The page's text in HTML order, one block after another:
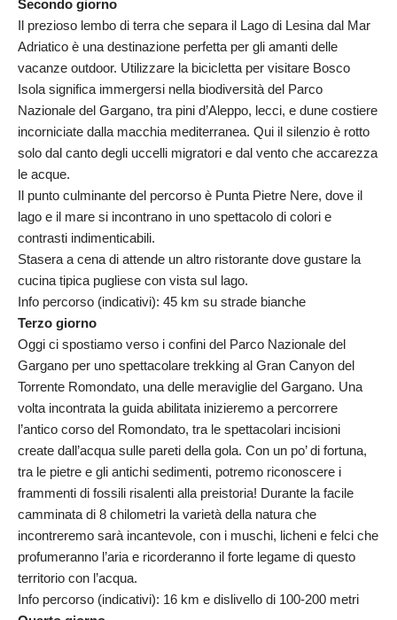
Secondo giorno
Il prezioso lembo di terra che separa il Lago di Lesina dal Mar
Adriatico è una destinazione perfetta per gli amanti delle
vacanze outdoor. Utilizzare la bicicletta per visitare Bosco
Isola significa immergersi nella biodiversità del Parco
Nazionale del Gargano, tra pini d’Aleppo, lecci, e dune costiere
incorniciate dalla macchia mediterranea. Qui il silenzio è rotto
solo dal canto degli uccelli migratori e dal vento che accarezza
le acque.
Il punto culminante del percorso è Punta Pietre Nere, dove il
lago e il mare si incontrano in uno spettacolo di colori e
contrasti indimenticabili.
Stasera a cena di attende un altro ristorante dove gustare la
cucina tipica pugliese con vista sul lago.
Info percorso (indicativi): 45 km su strade bianche
Terzo giorno
Oggi ci spostiamo verso i confini del Parco Nazionale del
Gargano per uno spettacolare trekking al Gran Canyon del
Torrente Romondato, una delle meraviglie del Gargano. Una
volta incontrata la guida abilitata inizieremo a percorrere
l’antico corso del Romondato, tra le spettacolari incisioni
create dall’acqua sulle pareti della gola. Con un po’ di fortuna,
tra le pietre e gli antichi sedimenti, potremo riconoscere i
frammenti di fossili risalenti alla preistoria! Durante la facile
camminata di 8 chilometri la varietà della natura che
incontreremo sarà incantevole, con i muschi, licheni e felci che
profumeranno l’aria e ricorderanno il forte legame di questo
territorio con l’acqua.
Info percorso (indicativi): 16 km e dislivello di 100-200 metri